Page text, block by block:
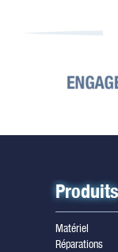
Matériel
Réparations